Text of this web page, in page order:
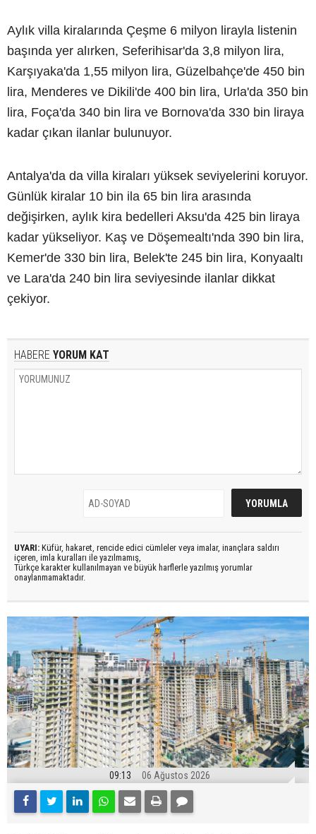
Aylık villa kiralarında Çeşme 6 milyon lirayla listenin
başında yer alırken, Seferihisar'da 3,8 milyon lira,
Karşıyaka'da 1,55 milyon lira, Güzelbahçe'de 450 bin
lira, Menderes ve Dikili'de 400 bin lira, Urla'da 350 bin
lira, Foça'da 340 bin lira ve Bornova'da 330 bin liraya
kadar çıkan ilanlar bulunuyor.
Antalya'da da villa kiraları yüksek seviyelerini koruyor.
Günlük kiralar 10 bin ila 65 bin lira arasında
değişirken, aylık kira bedelleri Aksu'da 425 bin liraya
kadar yükseliyor. Kaş ve Döşemealtı'nda 390 bin lira,
Kemer'de 330 bin lira, Belek'te 245 bin lira, Konyaaltı
ve Lara'da 240 bin lira seviyesinde ilanlar dikkat
çekiyor.
HABERE YORUM KAT
UYARI: Küfür, hakaret, rencide edici cümleler veya imalar, inançlara saldırı
içeren, imla kuralları ile yazılmamış,
Türkçe karakter kullanılmayan ve büyük harflerle yazılmış yorumlar
onaylanmamaktadır.
09:13 06 Ağustos 2026